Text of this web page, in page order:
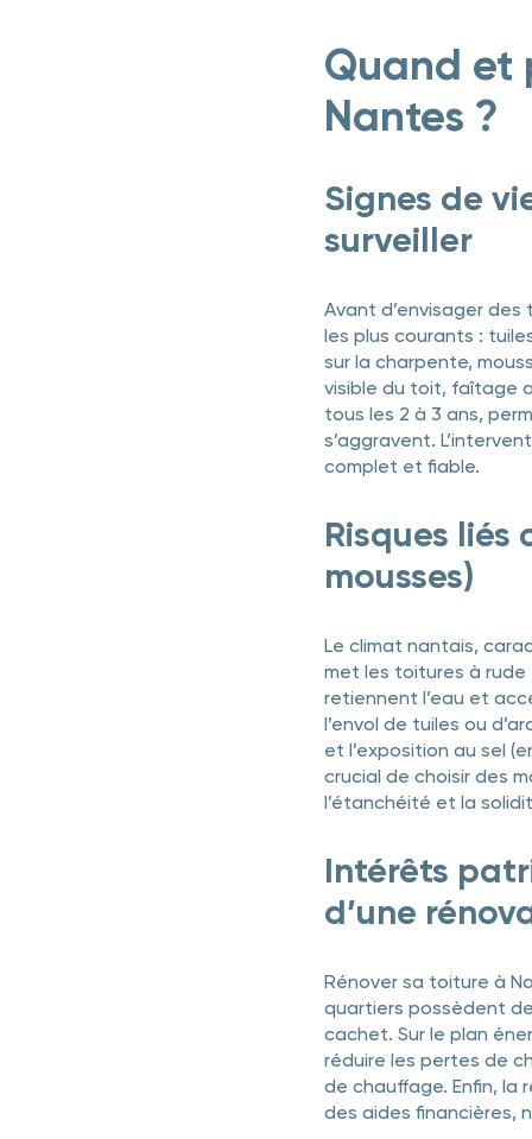
Quand et
Nantes ?
Signes de
surveiller
Avant d’envisager
les plus courants :
sur la charpente,
visible du toit, faîtage
tous les 2 à 3 ans,
s’aggravent.
complet et fiable.
Risques
mousses)
Le climat nantais,
met les toitures à rude
retiennent l’eau et
l’envol de tuiles ou
et l’exposition au sel
crucial de choisir des
l’étanchéité et la
Intérêts
d’une
Rénover sa toiture à
quartiers possèdent
cachet. Sur le plan
réduire les pertes de
de chauffage. Enfin, la
des aides financières,